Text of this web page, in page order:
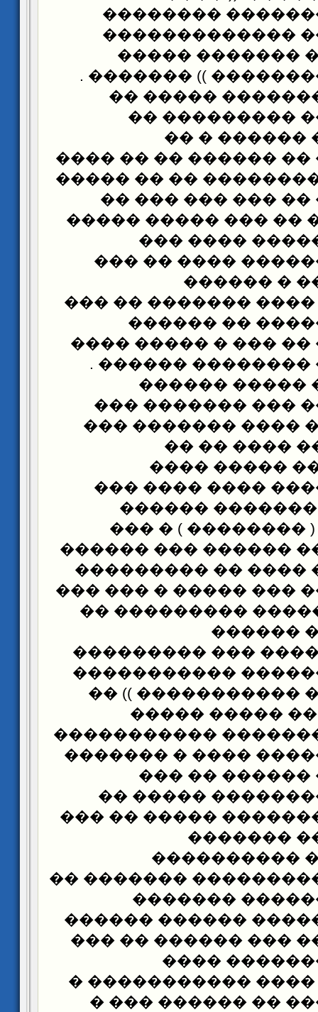
���������
�������� ���
�����������
��������
���� �����
����� ������
������ ��
�������� �� ��
����� �� ��
��� ������� ��
���� � �� ��� ��
������ ��
�������
������ ��
���������� ����
������
������ ���� �� ���
�������� ��
��� ���� ���
�������� ��� ���
����������� ����
��� �����
�������� .
������� ������
���� ����� .
���������� (
���� ����� ��
�� ������ �� ����
��������� �� ���
����� :(( ��������
��������������
������ ���������
�����������
����� . ���
������� �� �������
�������� ������
������ ����
���������
���� � �����������
��
�������� �
������
�������� � �����
���� ���� ��� ���
����
���������� ����
������� ����� ��